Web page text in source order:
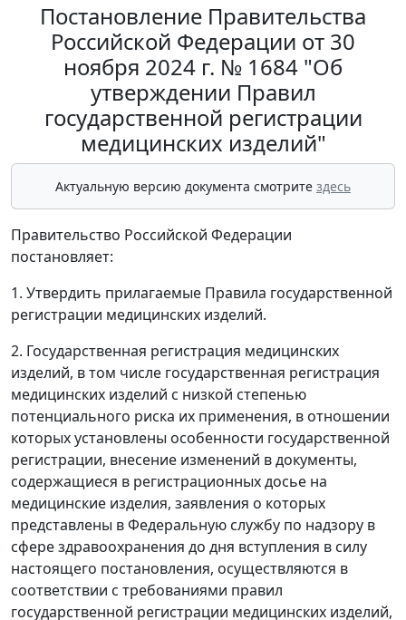
Постановление Правительства
Российской Федерации от 30
ноября 2024 г. № 1684 "Об
утверждении Правил
государственной регистрации
медицинских изделий"
Актуальную версию документа смотрите здесь
Правительство Российской Федерации
постановляет:
1. Утвердить прилагаемые Правила государственной
регистрации медицинских изделий.
2. Государственная регистрация медицинских
изделий, в том числе государственная регистрация
медицинских изделий с низкой степенью
потенциального риска их применения, в отношении
которых установлены особенности государственной
регистрации, внесение изменений в документы,
содержащиеся в регистрационных досье на
медицинские изделия, заявления о которых
представлены в Федеральную службу по надзору в
сфере здравоохранения до дня вступления в силу
настоящего постановления, осуществляются в
соответствии с требованиями правил
государственной регистрации медицинских изделий,